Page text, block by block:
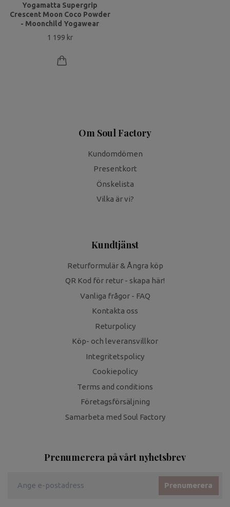
Yogamatta Supergrip
Crescent Moon Coco Powder
- Moonchild Yogawear
1 199 kr
Om Soul Factory
Kundomdömen
Presentkort
Önskelista
Vilka är vi?
Kundtjänst
Returformulär & Ångra köp
QR Kod för retur - skapa här!
Vanliga frågor - FAQ
Kontakta oss
Returpolicy
Köp- och leveransvillkor
Integritetspolicy
Cookiepolicy
Terms and conditions
Företagsförsäljning
Samarbeta med Soul Factory
Prenumerera på vårt nyhetsbrev
Prenumerera